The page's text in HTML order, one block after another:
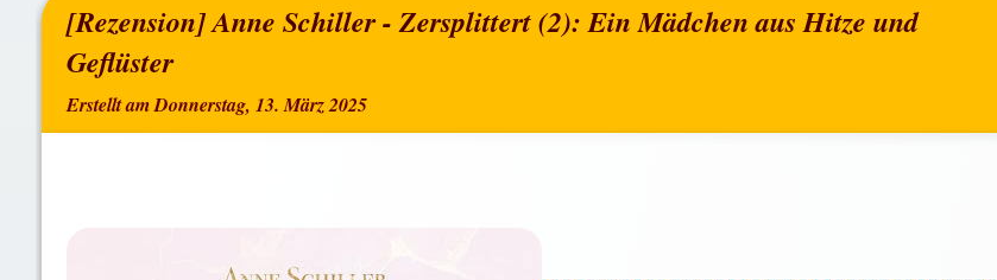
[Rezension] Anne Schiller - Zersplittert (2): Ein Mädchen aus Hitze und
Geflüster
Erstellt am Donnerstag, 13. März 2025